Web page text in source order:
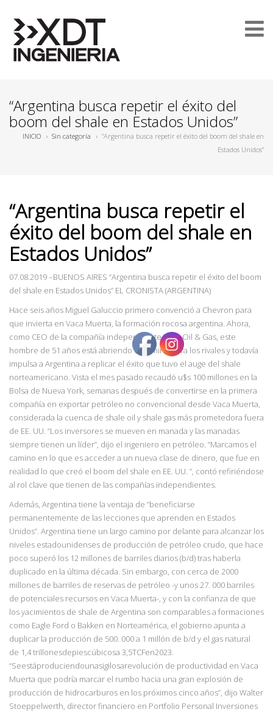
“Argentina busca repetir el éxito del
boom del shale en Estados Unidos”
INICIO › Sin categoría › “Argentina busca repetir el éxito del boom del shale en
Estados Unidos”
“Argentina busca repetir el
éxito del boom del shale en
Estados Unidos”
07.08.2019–BUENOS AIRES “Argentina busca repetir el éxito del boom
del shale en Estados Unidos” EL CRONISTA (ARGENTINA)
Hace seis años Miguel Galuccio primero convenció a Chevron para
que invierta en Vaca Muerta, la formación rocosa argentina. Ahora,
como CEO de la compañía independiente Vista Oil & Gas, este
hombre de 51 años está abriendo el camino para los rivales y todavía
impulsa a Argentina a replicar el éxito que tuvo el auge del shale
norteamericano. Vista el mes pasado recaudó u$s 100 millones en la
Bolsa de Nueva York, semanas después de convertirse en la primera
compañía en exportar petróleo no convencional desde Vaca Muerta,
considerada la cuenca de shale oil y shale gas más prometedora fuera
de EE. UU. “Los inversores se mueven en manada y las manadas
siempre tienen un líder”, dijo el ingeniero en petróleo. “Marcamos el
camino en lo que es acceder a un nueva clase de dinero, que fue en
realidad lo que creó el boom del shale en EE. UU. ”, contó refiriéndose
al rol clave que tienen de las compañías independientes.
Además, Argentina tiene la ventaja de “beneficiarse
permanentemente de las lecciones que aprenden en Estados
Unidos”. Argentina tiene un largo camino por delante para alcanzar los
niveles estadounidenses de producción de petróleo crudo, que hace
poco superó los 12 millones de barriles diarios (b/d) tras haberla
duplicado en la última década. Sin embargo, con cerca de 2000
millones de barriles de reservas de petróleo -y unos 27. 000 barriles
de potenciales recursos en Vaca Muerta-, y con la confianza de que
los yacimientos de shale de Argentina son comparables a formaciones
como Eagle Ford o Bakken en Norteamérica, el gobierno apunta a
duplicar la producción de 500. 000 a 1 millón de b/d y el gas natural
de 1,4 trillonesdepiescúbicosa 3,5TCFen2023.
“Seestáproduciendounasigilosarevolución de productividad en Vaca
Muerta que podría marcar el rumbo hacia una gran explosión de
producción de hidrocarburos en los próximos cinco años”, dijo Walter
Stoeppelwerth, director financiero en Portfolio Personal Inversiones